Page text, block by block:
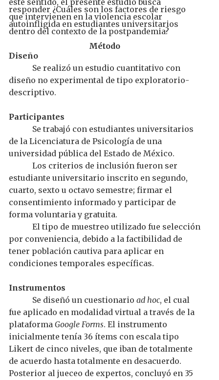
este sentido, el presente estudio busca
responder ¿Cuáles son los factores de riesgo
que intervienen en la violencia escolar
autoinfligida en estudiantes universitarios
dentro del contexto de la postpandemia?
Método
Diseño
Se realizó un estudio cuantitativo con
diseño no experimental de tipo exploratorio-
descriptivo.
Participantes
Se trabajó con estudiantes universitarios
de la Licenciatura de Psicología de una
universidad pública del Estado de México.
Los criterios de inclusión fueron ser
estudiante universitario inscrito en segundo,
cuarto, sexto u octavo semestre; firmar el
consentimiento informado y participar de
forma voluntaria y gratuita.
El tipo de muestreo utilizado fue selección
por conveniencia, debido a la factibilidad de
tener población cautiva para aplicar en
condiciones temporales específicas.
Instrumentos
Se diseñó un cuestionario ad hoc, el cual
fue aplicado en modalidad virtual a través de la
plataforma Google Forms. El instrumento
inicialmente tenía 36 ítems con escala tipo
Likert de cinco niveles, que iban de totalmente
de acuerdo hasta totalmente en desacuerdo.
Posterior al jueceo de expertos, concluyó en 35